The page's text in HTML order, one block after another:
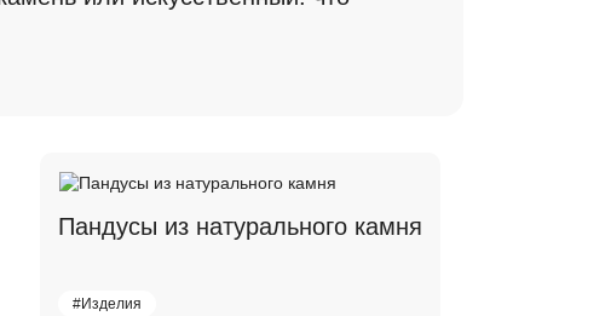
Пандусы из натурального камня
#Изделия